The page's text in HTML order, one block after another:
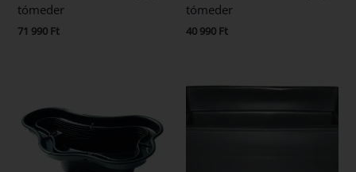
tómeder
71 990 Ft
tómeder
40 990 Ft